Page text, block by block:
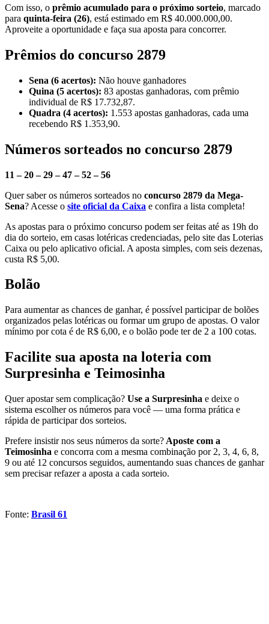
Com isso, o prêmio acumulado para o próximo sorteio, marcado
para quinta-feira (26), está estimado em R$ 40.000.000,00.
Aproveite a oportunidade e faça sua aposta para concorrer.
Prêmios do concurso 2879
Sena (6 acertos): Não houve ganhadores
Quina (5 acertos): 83 apostas ganhadoras, com prêmio
individual de R$ 17.732,87.
Quadra (4 acertos): 1.553 apostas ganhadoras, cada uma
recebendo R$ 1.353,90.
Números sorteados no concurso 2879
11 – 20 – 29 – 47 – 52 – 56
Quer saber os números sorteados no concurso 2879 da Mega-
Sena? Acesse o site oficial da Caixa e confira a lista completa!
As apostas para o próximo concurso podem ser feitas até as 19h do
dia do sorteio, em casas lotéricas credenciadas, pelo site das Loterias
Caixa ou pelo aplicativo oficial. A aposta simples, com seis dezenas,
custa R$ 5,00.
Bolão
Para aumentar as chances de ganhar, é possível participar de bolões
organizados pelas lotéricas ou formar um grupo de apostas. O valor
mínimo por cota é de R$ 6,00, e o bolão pode ter de 2 a 100 cotas.
Facilite sua aposta na loteria com
Surpresinha e Teimosinha
Quer apostar sem complicação? Use a Surpresinha e deixe o
sistema escolher os números para você — uma forma prática e
rápida de participar dos sorteios.
Prefere insistir nos seus números da sorte? Aposte com a
Teimosinha e concorra com a mesma combinação por 2, 3, 4, 6, 8,
9 ou até 12 concursos seguidos, aumentando suas chances de ganhar
sem precisar refazer a aposta a cada sorteio.
Fonte: Brasil 61